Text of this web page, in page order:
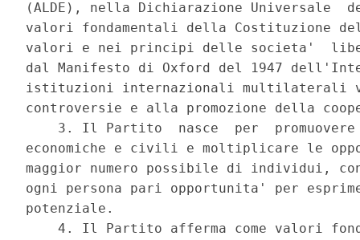
(ALDE), nella Dichiarazione
valori fondamentali della Costituzione
valori e nei principi delle societa'
dal Manifesto di Oxford del 1947
istituzioni internazionali multilaterali
controversie e alla promozione della
3. Il Partito  nasce  per
economiche e civili e moltiplicare le
maggior numero possibile di individui,
ogni persona pari opportunita' per
potenziale.
4. Il Partito afferma come valori